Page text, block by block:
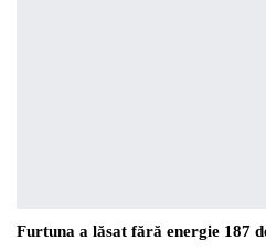
Furtuna a lăsat fără energie 187